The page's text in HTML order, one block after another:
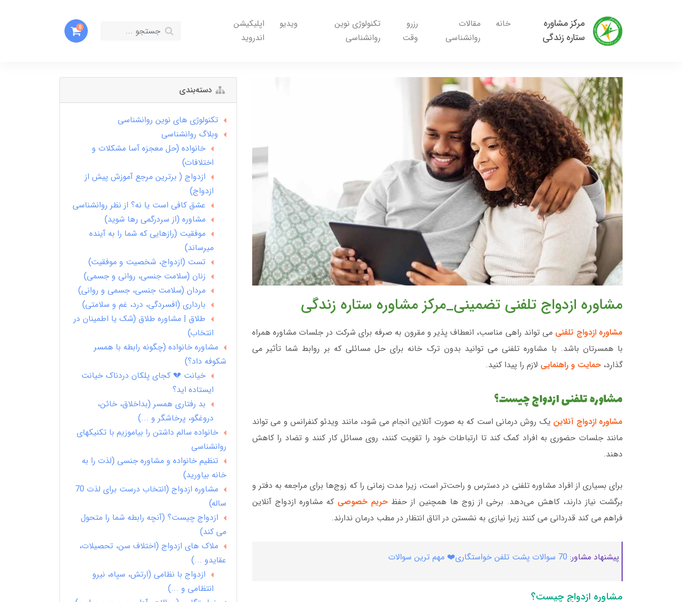
مرکز مشاوره
ستاره زندگی
خانه
مقالات
روانشناسی
رزرو
وقت
تکنولوژی نوین
روانشناسی
ویدیو
اپلیکیشن
اندروید
0
مشاوره ازدواج تلفنی تضمینی_مرکز مشاوره ستاره زندگی
مشاوره ازدواج تلفنی می تواند راهی مناسب، انعطاف پذیر و مقرون به صرفه برای شرکت در جلسات مشاوره همراه
با همسرتان باشد. با مشاوره تلفنی می توانید بدون ترک خانه برای حل مسائلی که بر روابط شما تأثیر می
گذارد، حمایت و راهنمایی لازم را پیدا کنید.
مشاوره تلفنی ازدواج چیست؟
مشاوره ازدواج آنلاین یک روش درمانی است که به صورت آنلاین انجام می شود، مانند ویدئو کنفرانس و می تواند
مانند جلسات حضوری به افراد کمک کند تا ارتباطات خود را تقویت کنند، روی مسائل کار کنند و تضاد را کاهش
دهند.
برای بسیاری از افراد مشاوره تلفنی در دسترس‌ و راحت‌تر است، زیرا مدت زمانی را که زوج‌ها برای مراجعه به دفتر و
برگشت نیاز دارند، کاهش می‌دهد. برخی از زوج ها همچنین از حفظ حریم خصوصی که مشاوره ازدواج آنلاین
فراهم می کند قدردانی می کنند زیرا نیازی به نشستن در اتاق انتظار در مطب درمان ندارند.
پیشنهاد مشاور: 70 سوالات پشت تلفن خواستگاری❤️ مهم ترین سوالات
مشاوره ازدواج چیست؟
دسته‌بندی
تکنولوژی های نوین روانشناسی
وبلاگ روانشناسی
خانواده (حل معجزه آسا مشکلات و
اختلافات)
ازدواج ( برترین مرجع آموزش پیش از
ازدواج)
عشق کافی است یا نه؟ از نظر روانشناسی
مشاوره (از سردرگمی رها شوید)
موفقیت (رازهایی که شما را به آینده
میرساند)
تست (ازدواج، شخصیت و موفقیت)
زنان (سلامت جنسی، روانی و جسمی)
مردان (سلامت جنسی، جسمی و روانی)
بارداری (افسردگی، درد، غم و سلامتی)
طلاق | مشاوره طلاق (شک یا اطمینان در
انتخاب)
مشاوره خانواده (چگونه رابطه با همسر
شکوفه داد؟)
خیانت 💔 کجای پلکان دردناک خیانت
ایستاده اید؟
بد رفتاری همسر (بداخلاق، خائن،
دروغگو، پرخاشگر و ...)
خانواده سالم داشتن را بیاموزیم با تکنیکهای
روانشناسی
تنظیم خانواده و مشاوره جنسی (لذت را به
خانه بیاورید)
مشاوره ازدواج (انتخاب درست برای لذت 70
ساله)
ازدواج چیست؟ (آنچه رابطه شما را متحول
می کند)
ملاک های ازدواج (اختلاف سن، تحصیلات،
عقایدو ...)
ازدواج با نظامی (ارتش، سپاه، نیرو
انتظامی و ...)